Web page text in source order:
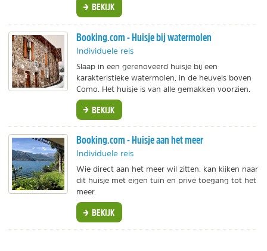
BEKIJK
Booking.com - Huisje bij watermolen
Individuele reis
Slaap in een gerenoveerd huisje bij een
karakteristieke watermolen, in de heuvels boven
Como. Het huisje is van alle gemakken voorzien.
BEKIJK
Booking.com - Huisje aan het meer
Individuele reis
Wie direct aan het meer wil zitten, kan kijken naar
dit huisje met eigen tuin en privé toegang tot het
meer.
BEKIJK